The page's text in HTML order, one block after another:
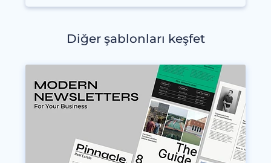
Diğer şablonları keşfet